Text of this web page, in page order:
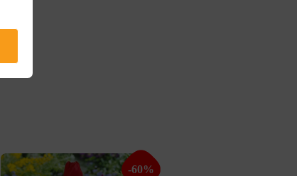
-60%